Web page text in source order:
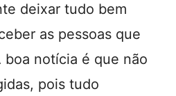
deixar tudo bem
as pessoas que
boa notícia é que não
pois tudo